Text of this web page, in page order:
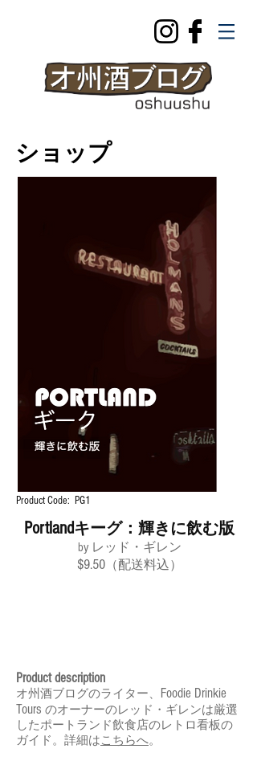
​ショップ
Product Code: PG1
Portlandキーグ：輝きに飲む版
by レッド・ギレン
$9.50（配送料込）
Product description
オ州酒ブログのライター、 Foodie Drinkie
Tours のオーナーのレッド・ギレンは厳選
したポートランド飲食店のレトロ看板の
ガイド。 ​詳細はこちらへ。